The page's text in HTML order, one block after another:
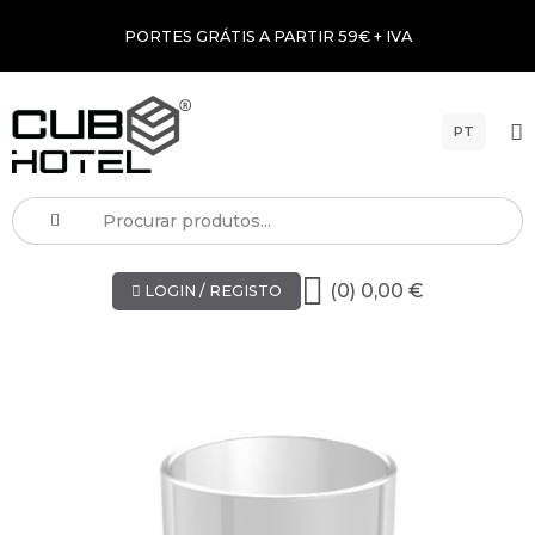
PORTES GRÁTIS A PARTIR 59€ + IVA
PT
LOGIN / REGISTO (0) 0,00 €